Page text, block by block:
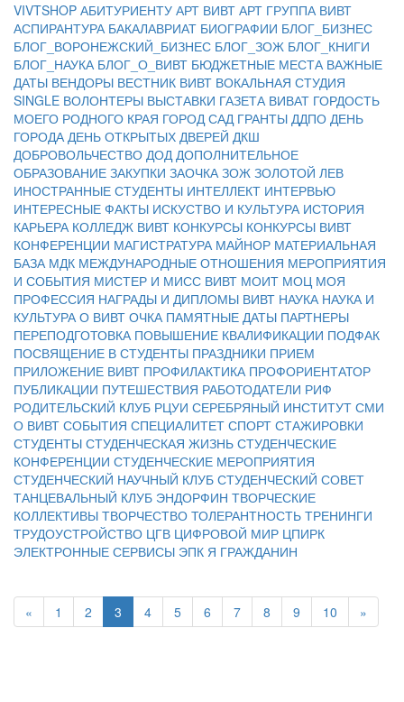
VIVTSHOP АБИТУРИЕНТУ АРТ ВИВТ АРТ ГРУППА ВИВТ
АСПИРАНТУРА БАКАЛАВРИАТ БИОГРАФИИ БЛОГ_БИЗНЕС
БЛОГ_ВОРОНЕЖСКИЙ_БИЗНЕС БЛОГ_ЗОЖ БЛОГ_КНИГИ
БЛОГ_НАУКА БЛОГ_О_ВИВТ БЮДЖЕТНЫЕ МЕСТА ВАЖНЫЕ
ДАТЫ ВЕНДОРЫ ВЕСТНИК ВИВТ ВОКАЛЬНАЯ СТУДИЯ
SINGLE ВОЛОНТЕРЫ ВЫСТАВКИ ГАЗЕТА ВИВАТ ГОРДОСТЬ
МОЕГО РОДНОГО КРАЯ ГОРОД САД ГРАНТЫ ДДПО ДЕНЬ
ГОРОДАДЕНЬ ОТКРЫТЫХ ДВЕРЕЙ ДКШ
ДОБРОВОЛЬЧЕСТВО ДОДДОПОЛНИТЕЛЬНОЕ
ОБРАЗОВАНИЕ ЗАКУПКИ ЗАОЧКАЗОЖ ЗОЛОТОЙ ЛЕВ
ИНОСТРАННЫЕ СТУДЕНТЫ ИНТЕЛЛЕКТ ИНТЕРВЬЮ
ИНТЕРЕСНЫЕ ФАКТЫ ИСКУСТВО И КУЛЬТУРА ИСТОРИЯ
КАРЬЕРА КОЛЛЕДЖ ВИВТ КОНКУРСЫ КОНКУРСЫ ВИВТ
КОНФЕРЕНЦИИ МАГИСТРАТУРА МАЙНОР МАТЕРИАЛЬНАЯ
БАЗА МДК МЕЖДУНАРОДНЫЕ ОТНОШЕНИЯ МЕРОПРИЯТИЯ
И СОБЫТИЯ МИСТЕР И МИСС ВИВТ МОИТ МОЦ МОЯ
ПРОФЕССИЯ НАГРАДЫ И ДИПЛОМЫ ВИВТ НАУКА НАУКА И
КУЛЬТУРАО ВИВТ ОЧКА ПАМЯТНЫЕ ДАТЫ ПАРТНЕРЫ
ПЕРЕПОДГОТОВКА ПОВЫШЕНИЕ КВАЛИФИКАЦИИ ПОДФАК
ПОСВЯЩЕНИЕ В СТУДЕНТЫ ПРАЗДНИКИ ПРИЕМ
ПРИЛОЖЕНИЕ ВИВТ ПРОФИЛАКТИКА ПРОФОРИЕНТАТОР
ПУБЛИКАЦИИ ПУТЕШЕСТВИЯ РАБОТОДАТЕЛИ РИФ
РОДИТЕЛЬСКИЙ КЛУБ РЦУИ СЕРЕБРЯНЫЙ ИНСТИТУТ СМИ
О ВИВТ СОБЫТИЯ СПЕЦИАЛИТЕТ СПОРТ СТАЖИРОВКИ
СТУДЕНТЫ СТУДЕНЧЕСКАЯ ЖИЗНЬ СТУДЕНЧЕСКИЕ
КОНФЕРЕНЦИИ СТУДЕНЧЕСКИЕ МЕРОПРИЯТИЯ
СТУДЕНЧЕСКИЙ НАУЧНЫЙ КЛУБ СТУДЕНЧЕСКИЙ СОВЕТ
ТАНЦЕВАЛЬНЫЙ КЛУБ ЭНДОРФИН ТВОРЧЕСКИЕ
КОЛЛЕКТИВЫ ТВОРЧЕСТВО ТОЛЕРАНТНОСТЬ ТРЕНИНГИ
ТРУДОУСТРОЙСТВО ЦГВ ЦИФРОВОЙ МИР ЦПИРК
ЭЛЕКТРОННЫЕ СЕРВИСЫ ЭПК Я ГРАЖДАНИН
« 1 2 3 4 5 6 7 8 9 10 »